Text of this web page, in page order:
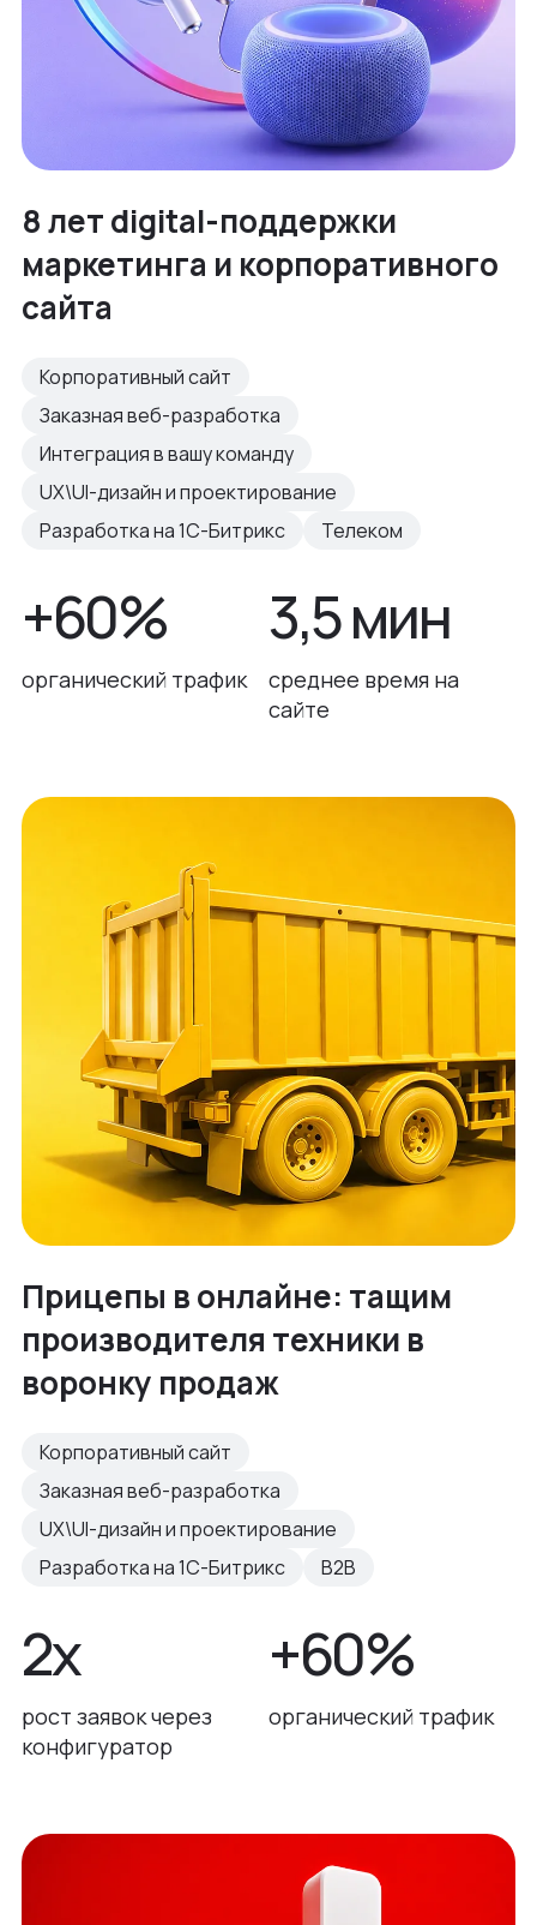
8 лет digital-поддержки
маркетинга и корпоративного
сайта
Корпоративный сайт
Заказная веб-разработка
Интеграция в вашу команду
UX\UI-дизайн и проектирование
Разработка на 1С-Битрикс
Телеком
+60%
органический трафик
3,5 мин
среднее время на
сайте
Прицепы в онлайне: тащим
производителя техники в
воронку продаж
Корпоративный сайт
Заказная веб-разработка
UX\UI-дизайн и проектирование
Разработка на 1С-Битрикс
B2B
2х
рост заявок через
конфигуратор
+60%
органический трафик